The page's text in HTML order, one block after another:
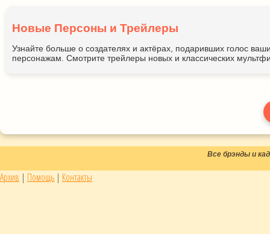
Новые Персоны и Трейлеры
Узнайте больше о создателях и актёрах, подаривших голос
персонажам. Смотрите трейлеры новых и классических
Все брэнды и
Архив | Помощь | Контакты